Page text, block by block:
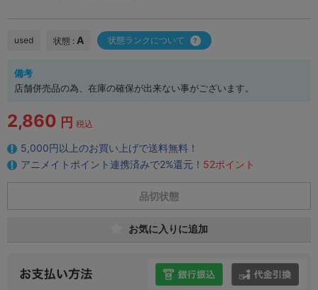
used 状態 : A 状態ランクについて
備考
店舗併売品の為、在庫の確保が出来ない事がございます。
2,860 円 税込
5,000円以上のお買い上げで送料無料！
アニメイトポイント連携済みで2%還元！ 52ポイント
品切状態
お気に入りに追加